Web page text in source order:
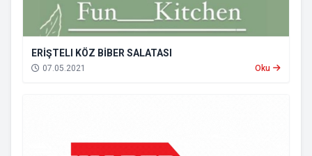
ERİŞTELI KÖZ BİBER SALATASI
07.05.2021 Oku